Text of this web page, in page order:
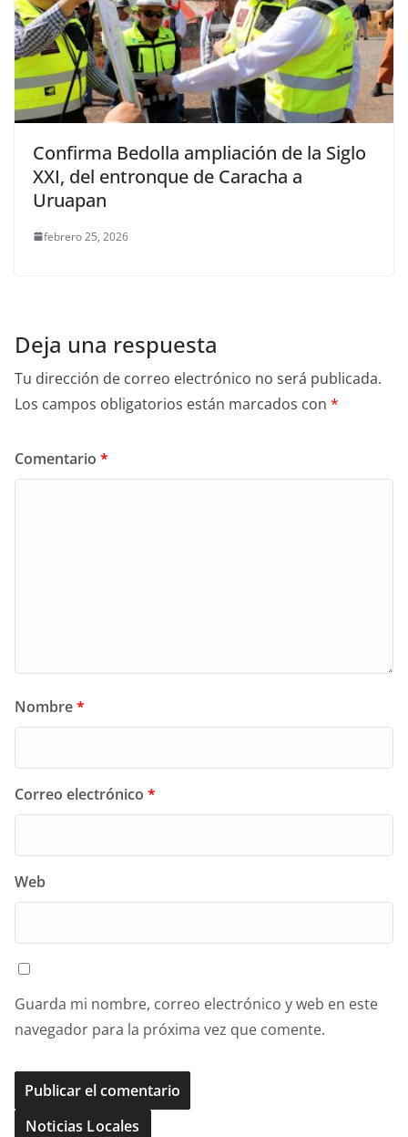
Confirma Bedolla ampliación de la Siglo
XXI, del entronque de Caracha a
Uruapan
febrero 25, 2026
Deja una respuesta
Tu dirección de correo electrónico no será publicada.
Los campos obligatorios están marcados con *
Comentario *
Nombre*
Correo electrónico *
Web
Guarda mi nombre, correo electrónico y web en este
navegador para la próxima vez que comente.
Noticias Locales